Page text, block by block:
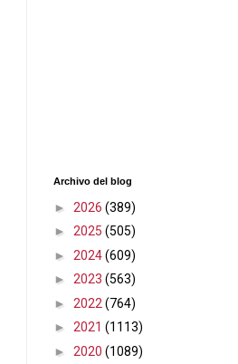
Archivo del blog
► 2026 (389)
► 2025 (505)
► 2024(609)
► 2023 (563)
► 2022 (764)
► 2021 (1113)
► 2020 (1089)